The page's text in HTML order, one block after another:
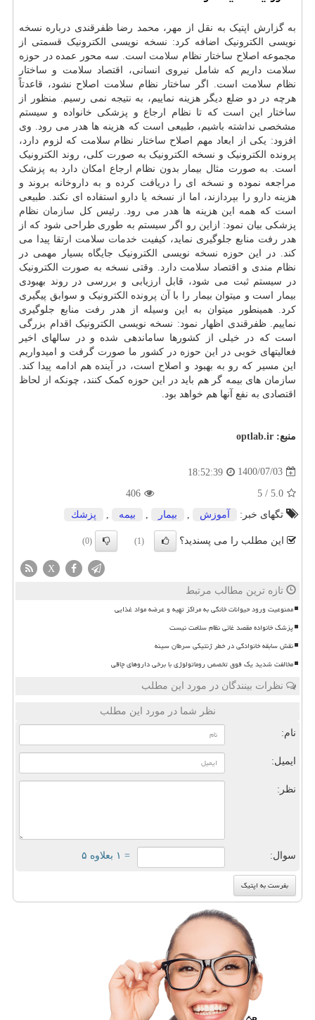
به گزارش اپتیک به نقل از مهر، محمد رضا ظفرقندی درباره نسخه
نویسی الکترونیک اضافه کرد: نسخه نویسی الکترونیک قسمتی از
مجموعه اصلاح ساختار نظام سلامت است. سه محور عمده در حوزه
سلامت داریم که شامل نیروی انسانی، اقتصاد سلامت و ساختار
نظام سلامت است. اگر ساختار نظام سلامت اصلاح نشود، قاعدتاً
هرچه در دو ضلع دیگر هزینه نماییم، به نتیجه نمی رسیم. منظور از
ساختار این است که تا نظام ارجاع و پزشکی خانواده و سیستم
مشخصی نداشته باشیم، طبیعی است که هزینه ها هدر می رود. وی
افزود: یکی از ابعاد مهم اصلاح ساختار نظام سلامت که لزوم دارد،
پرونده الکترونیک و نسخه الکترونیک به صورت کلی، روند الکترونیک
است. به صورت مثال بیمار بدون نظام ارجاع امکان دارد به پزشک
مراجعه نموده و نسخه ای را دریافت کرده و به داروخانه بروند و
هزینهدارو را بپردازند، اما از نسخه یا دارو استفاده ای نکند. طبیعی
است که همه این هزینه ها هدر می رود. رئیس کل سازمان نظام
پزشکی بیان نمود: ازاین رو اگر سیستم به طوری طراحی شود که از
هدر رفت منابع جلوگیری نماید، کیفیت خدمات سلامت ارتقا پیدا می
کند. در این حوزه نسخه نویسی الکترونیک جایگاه بسیار مهمی در
نظام مندی و اقتصاد سلامت دارد. وقتی نسخه به صورت الکترونیک
در سیستم ثبت می شود، قابل ارزیابی و بررسی در روند بهبودی
بیمار است و میتوان بیمار را با آن پرونده الکترونیک و سوابق پیگیری
کرد. همینطور میتوان به این وسیله از هدر رفت منابع جلوگیری
نماییم. ظفرقندی اظهار نمود: نسخه نویسی الکترونیک اقدام بزرگی
است که در خیلی از کشورها ساماندهی شده و در سالهای اخیر
فعالیتهای خوبی در این حوزه در کشور ما صورت گرفت و امیدواریم
این مسیر که رو به بهبود و اصلاح است، در آینده هم ادامه پیدا کند.
سازمان های بیمه گر هم باید در این حوزه کمک کنند، چونکه از لحاظ
اقتصادی به نفع آنها هم خواهد بود.
منبع: optlab.ir
1400/07/03
18:52:39
5.0
/
5
406
تگهای خبر:
آموزش بیمار بیمه پزشك
این مطلب را می پسندید؟ (1)
(0)
X
تازه ترین مطالب مرتبط
ممنوعیت ورود حیوانات خانگی به مراکز تهیه و عرضه مواد غذایی
پزشک خانواده مقصد غائی نظام سلامت نیست
نقش سابقه خانوادگی در خطر ژنتیکی سرطان سینه
مخالفت شدید یک فوق تخصص روماتولوژی با برخی داروهای چاقی
نظرات بینندگان در مورد این مطلب
نظر شما در مورد این مطلب
نام:
ایمیل:
نظر:
سوال: = ۱ بعلاوه ۵